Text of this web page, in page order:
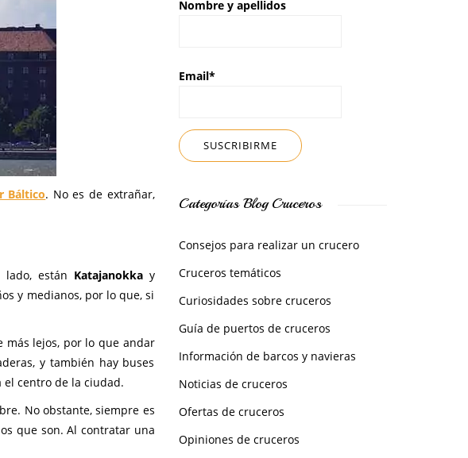
Báltico. No es de extrañar,
están Katajanokkay
y medianos, por lo que, si
más lejos, por lo que andar
y también hay buses
centro de la ciudad.
No obstante, siempre es
que son. Al contratar una
Nombre y apellidos
Email*
Categorías Blog Cruceros
Consejos para realizar un crucero
Cruceros temáticos
Curiosidades sobre cruceros
Guía de puertos de cruceros
Información de barcos y navieras
Noticias de cruceros
Ofertas de cruceros
Opiniones de cruceros